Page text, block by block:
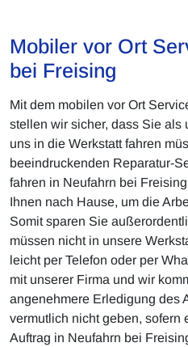
Mobiler vor Ort
bei Freising
Mit dem mobilen vor Ort
stellen wir sicher, dass Sie als
uns in die Werkstatt fahren
beeindruckenden Reparatur-
fahren in Neufahrn bei
Ihnen nach Hause, um die
Somit sparen Sie
müssen nicht in unsere
leicht per Telefon oder per
mit unserer Firma und wir
angenehmere Erledigung des
vermutlich nicht geben, sofern
Auftrag in Neufahrn bei